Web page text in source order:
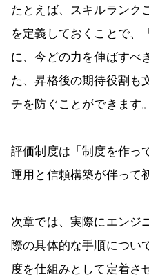
たとえば、スキルランク
を定義しておくことで、
に、今どの力を伸ばすべ
た、昇格後の期待役割も
チを防ぐことができます。
評価制度は「制度を作っ
運用と信頼構築が伴って
次章では、実際にエンジ
際の具体的な手順につい
度を仕組みとして定着さ